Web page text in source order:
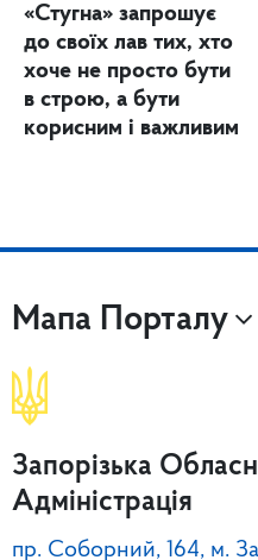
«Стугна» запрошує
до своїх лав тих, хто
хоче не просто бути
в строю, а бути
корисним і важливим
Мапа Порталу
Запорізька
Адміністрація
пр. Соборний, 164, м.